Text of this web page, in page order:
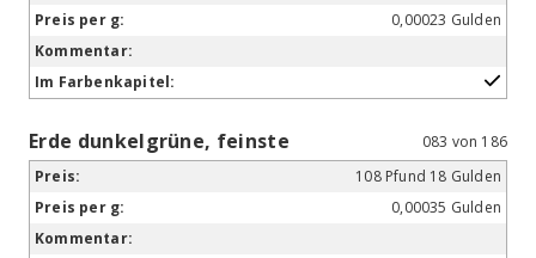
0,00023 Gulden
Erde dunkelgrüne, feinste
083 von 186
108 Pfund 18 Gulden
0,00035 Gulden